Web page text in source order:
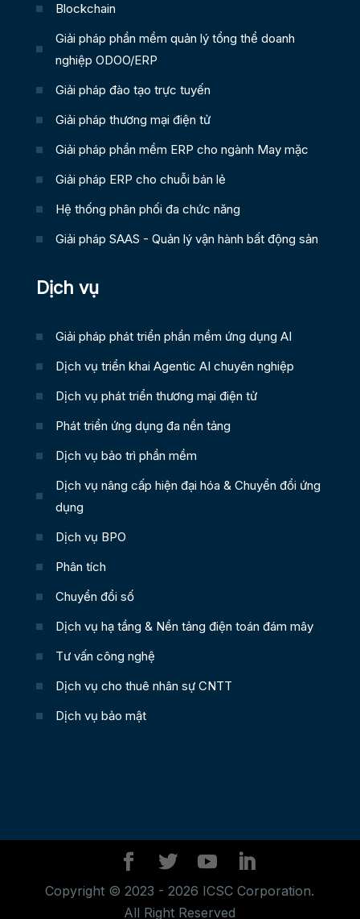
Blockchain
Giải pháp phần mềm quản lý tổng thể doanh
nghiệp ODOO/ERP
Giải pháp đào tạo trực tuyến
Giải pháp thương mại điện tử
Giải pháp phần mềm ERP cho ngành May mặc
Giải pháp ERP cho chuỗi bán lẻ
Hệ thống phân phối đa chức năng
Giải pháp SAAS - Quản lý vận hành bất động sản
Dịch vụ
Giải pháp phát triển phần mềm ứng dụng AI
Dịch vụ triển khai Agentic AI chuyên nghiệp
Dịch vụ phát triển thương mại điện tử
Phát triển ứng dụng đa nền tảng
Dịch vụ bảo trì phần mềm
Dịch vụ nâng cấp hiện đại hóa & Chuyển đổi ứng
dụng
Dịch vụ BPO
Phân tích
Chuyển đổi số
Dịch vụ hạ tầng & Nền tảng điện toán đám mây
Tư vấn công nghệ
Dịch vụ cho thuê nhân sự CNTT
Dịch vụ bảo mật
Copyright © 2023 - 2026 ICSC Corporation.
All Right Reserved